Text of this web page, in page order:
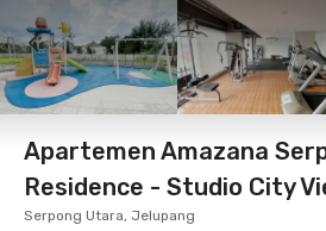
7 Agt 26 - Belum tahu
Foto Fasilitas bersama
Apartemen Amazana
Residence - Studio City
Serpong Utara, Jelupang